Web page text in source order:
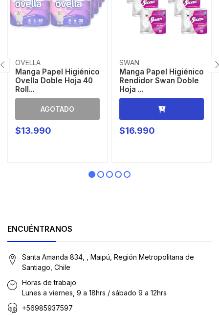
OVELLA
Manga Papel Higiénico
Ovella Doble Hoja 40
Roll...
AGOTADO
$13.990
SWAN
Manga Papel Higiénico
Rendidor Swan Doble
Hoja ...
$16.990
ENCUÉNTRANOS
Santa Amanda 834, , Maipú, Región Metropolitana de
Santiago, Chile
Horas de trabajo:
Lunes a viernes, 9 a 18hrs / sábado 9 a 12hrs
+56985937597